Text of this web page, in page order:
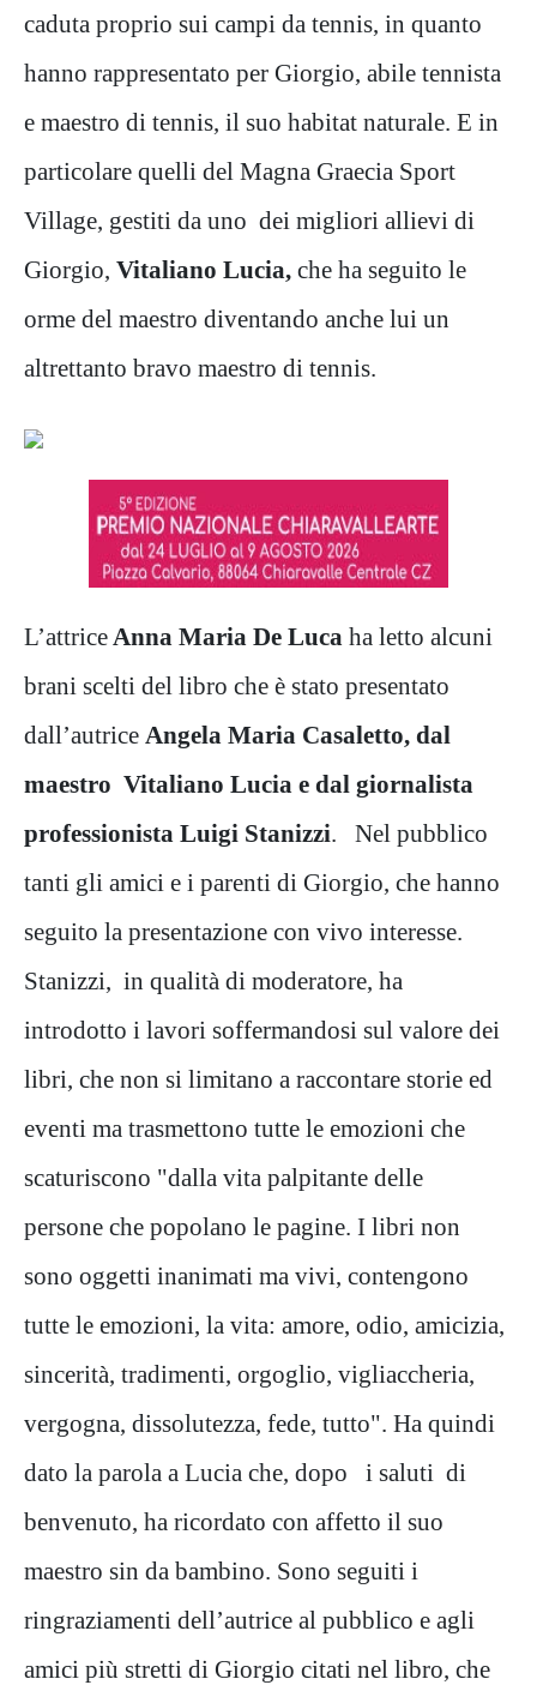
caduta proprio sui campi da tennis, in quanto
hanno rappresentato per Giorgio, abile tennista
e maestro di tennis, il suo habitat naturale. E in
particolare quelli del Magna Graecia Sport
Village, gestiti da uno dei migliori allievi di
Giorgio, Vitaliano Lucia, che ha seguito le
orme del maestro diventando anche lui un
altrettanto bravo maestro di tennis.
L’attrice Anna Maria De Luca ha letto alcuni
brani scelti del libro che è stato presentato
dall’autrice Angela Maria Casaletto, dal
maestro Vitaliano Lucia e dal giornalista
professionista Luigi Stanizzi. Nel pubblico
tanti gli amici e i parenti di Giorgio, che hanno
seguito la presentazione con vivo interesse.
Stanizzi, in qualità di moderatore, ha
introdotto i lavori soffermandosi sul valore dei
libri, che non si limitano a raccontare storie ed
eventi ma trasmettono tutte le emozioni che
scaturiscono "dalla vita palpitante delle
persone che popolano le pagine. I libri non
sono oggetti inanimati ma vivi, contengono
tutte le emozioni, la vita: amore, odio, amicizia,
sincerità, tradimenti, orgoglio, vigliaccheria,
vergogna, dissolutezza, fede, tutto". Ha quindi
dato la parola a Lucia che, dopo i saluti di
benvenuto, ha ricordato con affetto il suo
maestro sin da bambino. Sono seguiti i
ringraziamenti dell’autrice al pubblico e agli
amici più stretti di Giorgio citati nel libro, che